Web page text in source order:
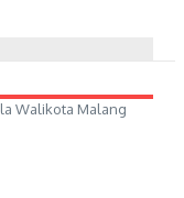
Walikota Malang